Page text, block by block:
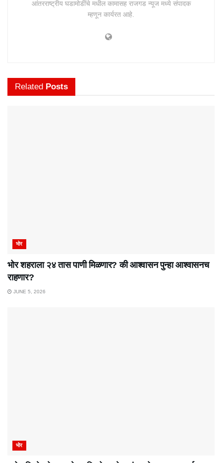
आंतरराष्ट्रीय घडामोडींचे मधील कामासह राजगड न्यूज मध्ये संपादक
म्हणून कार्यरत आहे.
Related Posts
भोर
भोर शहराला २४ तास पाणी मिळणार? की आश्वासन पुन्हा आश्वासनच
राहणार?
JUNE 5, 2026
भोर